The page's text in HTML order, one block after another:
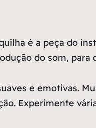
é a peça do
do som, para
e emotivas.
Experimente